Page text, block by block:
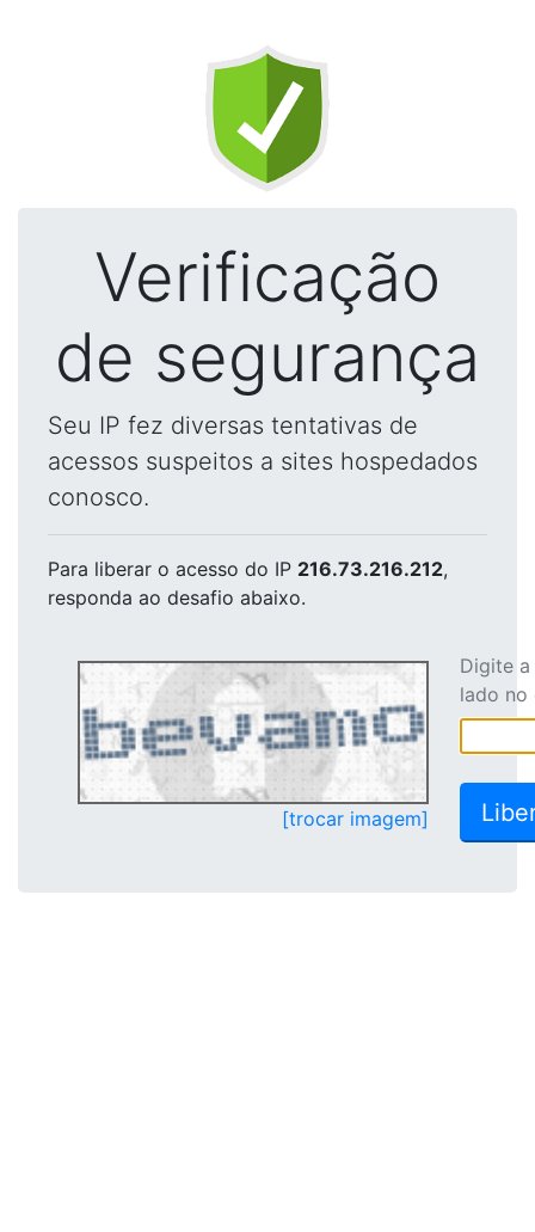
Verificação
de segurança
Seu IP fez diversas tentativas de
acessos suspeitos a sites hospedados
conosco.
Para liberar o acesso do IP 216.73.216.212,
responda ao desafio abaixo.
[trocar imagem]
Digite
lado no